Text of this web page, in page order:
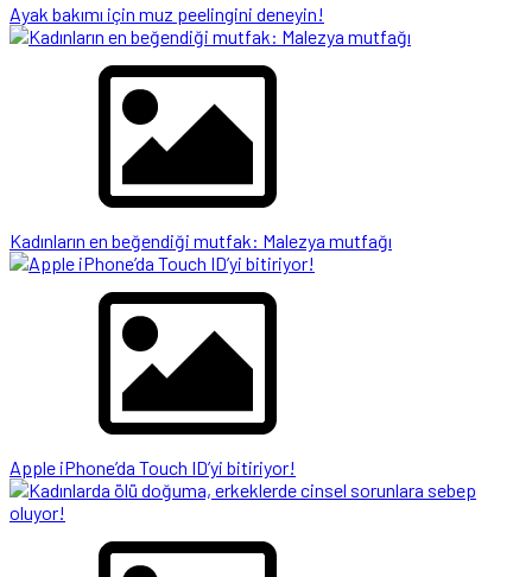
Ayak bakımı için muz peelingini deneyin!
Kadınların en beğendiği mutfak: Malezya mutfağı
Apple iPhone’da Touch ID’yi bitiriyor!